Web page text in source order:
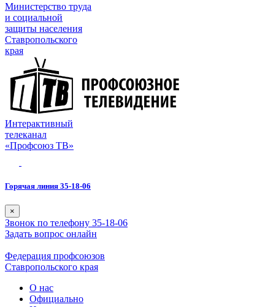
Министерство труда
и социальной
защиты населения
Ставропольского
края
Интерактивный
телеканал
«Профсоюз ТВ»
Горячая линия 35-18-06
×
Звонок по телефону 35-18-06
Задать вопрос онлайн
Федерация профсоюзов
Ставропольского края
О нас
Официально